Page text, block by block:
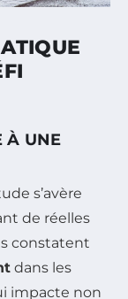
À UNE
s’avère
de réelles
constatent
dans les
impacte non